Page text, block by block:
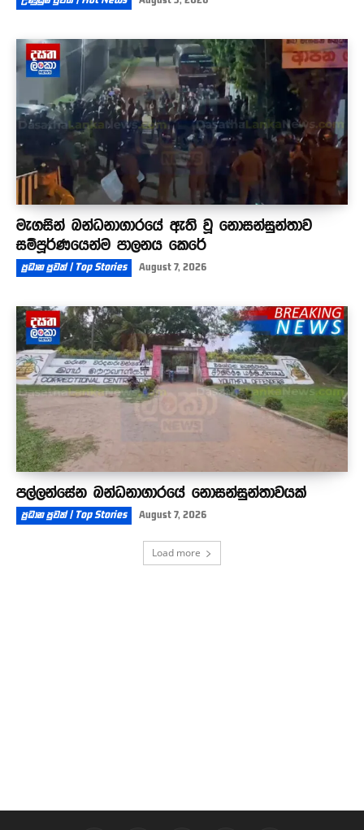
මැගසින් බන්ධනාගාරයේ ඇති වූ නොසන්සුන්තාව
සම්පූර්ණයෙන්ම පාලනය කෙරේ
ප්‍රධාන පුවත් | Top Stories August 7, 2026
පල්ලන්සේන බන්ධනාගාරයේ නොසන්සුන්තාවයක්
ප්‍රධාන පුවත් | Top Stories August 7, 2026
Load more